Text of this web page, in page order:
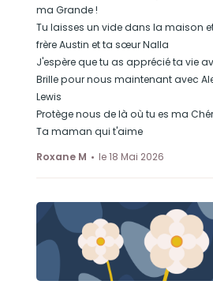
ma Grande !
Tu laisses un vide dans la maison
frère Austin et ta sœur Nalla
J'espère que tu as apprécié ta vie
Brille pour nous maintenant avec
Lewis
Protège nous de là où tu es ma
Ta maman qui t'aime
Roxane M
le 18 Mai 2026